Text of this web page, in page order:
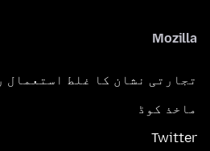
Mozilla
تجارتی نشان کا غلط استعمال
ماخذ کوڈ
Twitter